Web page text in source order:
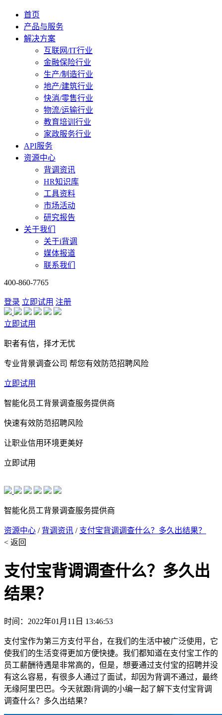
首页
产品与服务
解决方案
互联网/IT行业
金融保险行业
生产/制造行业
地产/建筑行业
快消/零售行业
物流/运输行业
教育培训行业
家政服务行业
API服务
资源中心
背调资讯
HR知识库
工具资料
市场活动
研究报告
关于我们
关于i背调
媒体报道
联系我们
400-860-7765
登录 立即试用 注册
立即试用
职者有信，择才无忧
专业背景调查公司 帮您有效防范招聘风险
立即试用
智能化员工背景调查服务提供商
快速有效防范招聘风险
让职业信用环境更美好
立即试用
智能化员工背景调查服务提供商
资源中心 / 背调资讯 / 支付宝背调调查什么？多久出结果？
< 返回
支付宝背调调查什么？多久出
结果？
时间：2022年01月11日 13:46:53
支付宝作为第三方支付平台，在我们的生活中被广泛使用，它
使我们的生活变得更加方便快捷。我们都知道在支付宝工作的
员工薪酬待遇是非常高的，但是，想要通过支付宝的招聘并没
有这么容易，有很多人通过了面试，却因为背调不通过，最终
无缘阿里巴巴。今天就跟i背调的小编一起了解下支付宝背调
调查什么？多久出结果？